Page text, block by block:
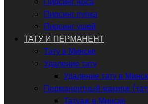
Пирсинг пупка
Пирсинг ушей
ТАТУ И ПЕРМАНЕНТ
Тату в Минске
Удаление тату
Удаление тату в
Перманентный макияж
Татуаж в Минске